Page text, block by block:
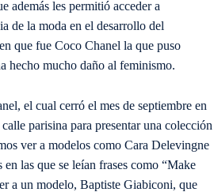
además les permitió acceder a
de la moda en el desarrollo del
que fue Coco Chanel la que puso
hecho mucho daño al feminismo.
el cual cerró el mes de septiembre en
parisina para presentar una colección
ver a modelos como Cara Delevingne
las que se leían frases como “Make
a un modelo, Baptiste Giabiconi, que